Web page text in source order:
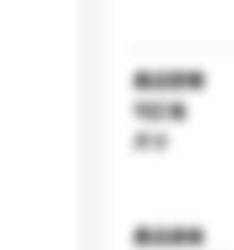
產品型號
可訂造
產品規格